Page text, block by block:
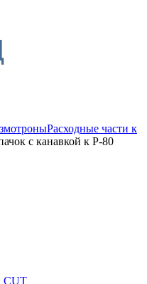
Расходные части к
с канавкой к P-80
CUT